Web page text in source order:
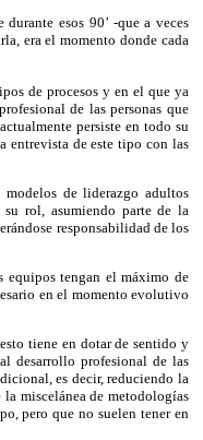
esos 90’ -que a veces
era el momento donde cada
de procesos y en el que ya
de las personas que
persiste en todo su
entrevista de este tipo con las
modelos de liderazgo adultos
su rol, asumiendo parte de la
responsabilidad de los
equipos tengan el máximo de
en el momento evolutivo
tiene en dotar de sentido y
desarrollo profesional de las
es decir, reduciendo la
miscelánea de metodologías
pero que no suelen tener en